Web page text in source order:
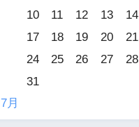
10
11 12 13 14
17
18 19 20 21
24
25 26 27 28
31
月